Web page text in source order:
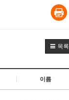
목록
이름